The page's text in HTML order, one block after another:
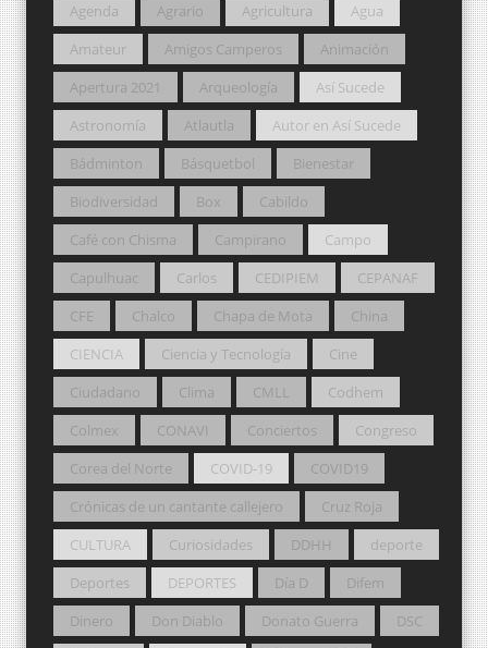
Agenda
Agrario Agricultura
Agua
Amateur
Amigos Camperos
Animación
Apertura 2021
Arqueología
Así Sucede
Astronomía
Atlautla
Autor en Así Sucede
Bádminton
Básquetbol
Bienestar
Biodiversidad
Box
Cabildo
Café con Chisma
Campirano
Campo
Capulhuac
Carlos CEDIPIEM
CEPANAF
CFE
Chalco Chapa de Mota
China
CIENCIA
Ciencia y Tecnología
Cine
Ciudadano
Clima CMLL
Codhem
Colmex
CONAVI Conciertos
Congreso
Corea del Norte
COVID-19
COVID19
Crónicas de un cantante callejero
Cruz Roja
CULTURA
Curiosidades DDHH
deporte
Deportes
DEPORTES Día D
Difem
Dinero
Don Diablo Donato Guerra
DSC